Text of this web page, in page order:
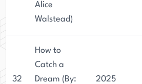
Alice
Walstead)
32
How to
Catch a
Dream (By:
2025